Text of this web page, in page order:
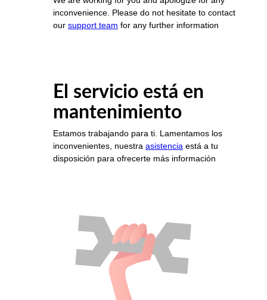
inconvenience. Please do not hesitate to contact
our support team for any further information
El servicio está en
mantenimiento
Estamos trabajando para ti. Lamentamos los
inconvenientes, nuestra asistencia está a tu
disposición para ofrecerte más información